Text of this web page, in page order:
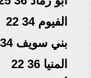
الفيوم 34 22
بني سويف 34 22
المنيا 36 22